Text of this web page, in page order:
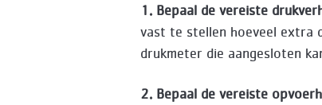
1. Bepaal de vereiste
vast te stellen hoeveel extra
drukmeter die aangesloten
2. Bepaal de vereiste